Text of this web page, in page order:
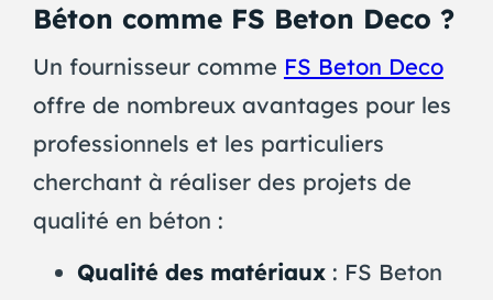
Béton comme FS Beton Deco ?
Un fournisseur comme FS Beton Deco
offre de nombreux avantages pour les
professionnels et les particuliers
cherchant à réaliser des projets de
qualité en béton :
Qualité des matériaux: FS Beton